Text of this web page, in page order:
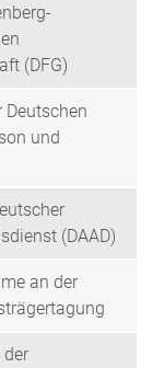
(DFG)
und
(DAAD)
an der